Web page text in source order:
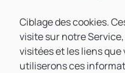
Ciblage des cookies.
visite sur notre
visitées et les liens que
utiliserons ces